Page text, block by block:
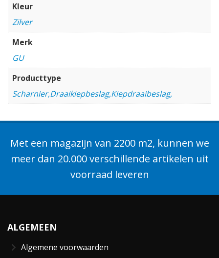
Kleur
Zilver
Merk
GU
Producttype
Scharnier,Draaikiepbeslag,Kiepdraaibeslag,
Met een magazijn van 2200 m2, kunnen we
meer dan 20.000 verschillende artikelen uit
voorraad leveren
ALGEMEEN
Algemene voorwaarden